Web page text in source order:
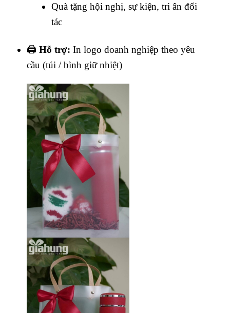
Quà tặng hội nghị, sự kiện, tri ân đối
tác
🖨 Hỗ trợ: In logo doanh nghiệp theo yêu
cầu (túi / bình giữ nhiệt)